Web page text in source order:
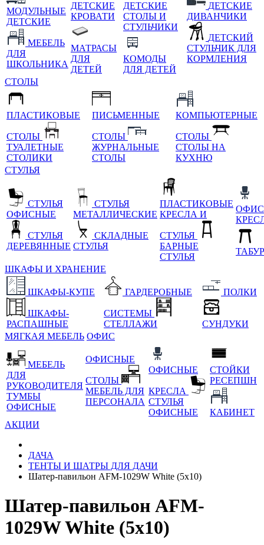
МОДУЛЬНЫЕ
ДЕТСКИЕ
МЕБЕЛЬ
ДЛЯ
ШКОЛЬНИКА
ДЕТСКИЕ
КРОВАТИ
МАТРАСЫ
ДЛЯ
ДЕТЕЙ
ДЕТСКИЕ
СТОЛЫ И
СТУЛЬЧИКИ
КОМОДЫ
ДЛЯ ДЕТЕЙ
ДЕТСКИЕ
ДИВАНЧИКИ
ДЕТСКИЙ
СТУЛЬЧИК ДЛЯ
КОРМЛЕНИЯ
СТОЛЫ
ПЛАСТИКОВЫЕ
СТОЛЫ
ТУАЛЕТНЫЕ
СТОЛИКИ
ПИСЬМЕННЫЕ
СТОЛЫ
ЖУРНАЛЬНЫЕ
СТОЛЫ
КОМПЬЮТЕРНЫЕ
СТОЛЫ
СТОЛЫ НА
КУХНЮ
СТУЛЬЯ
СТУЛЬЯ
ОФИСНЫЕ
СТУЛЬЯ
ДЕРЕВЯННЫЕ
СТУЛЬЯ
МЕТАЛЛИЧЕСКИЕ
СКЛАДНЫЕ
СТУЛЬЯ
ПЛАСТИКОВЫЕ
КРЕСЛА И
СТУЛЬЯ
БАРНЫЕ
СТУЛЬЯ
ШКАФЫ И ХРАНЕНИЕ
ШКАФЫ-КУПЕ
ШКАФЫ-
РАСПАШНЫЕ
ГАРДЕРОБНЫЕ
СИСТЕМЫ
СТЕЛЛАЖИ
ПОЛКИ
СУНДУКИ
МЯГКАЯ МЕБЕЛЬ ОФИС
МЕБЕЛЬ
ДЛЯ
РУКОВОДИТЕЛЯ
ТУМБЫ
ОФИСНЫЕ
ОФИСНЫЕ
СТОЛЫ
МЕБЕЛЬ ДЛЯ
ПЕРСОНАЛА
ОФИСНЫЕ
КРЕСЛА
СТУЛЬЯ
ОФИСНЫЕ
СТОЙКИ
РЕСЕПШН
КАБИНЕТ
АКЦИИ
ДАЧА
ТЕНТЫ И ШАТРЫ ДЛЯ ДАЧИ
Шатер-павильон AFM-1029W White (5х10)
Шатер-павильон AFM-
1029W White (5х10)